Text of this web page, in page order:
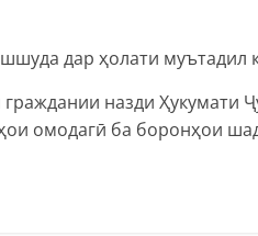
дар ҳолати муътадил
назди Ҳукумати
омодагӣ ба боронҳои